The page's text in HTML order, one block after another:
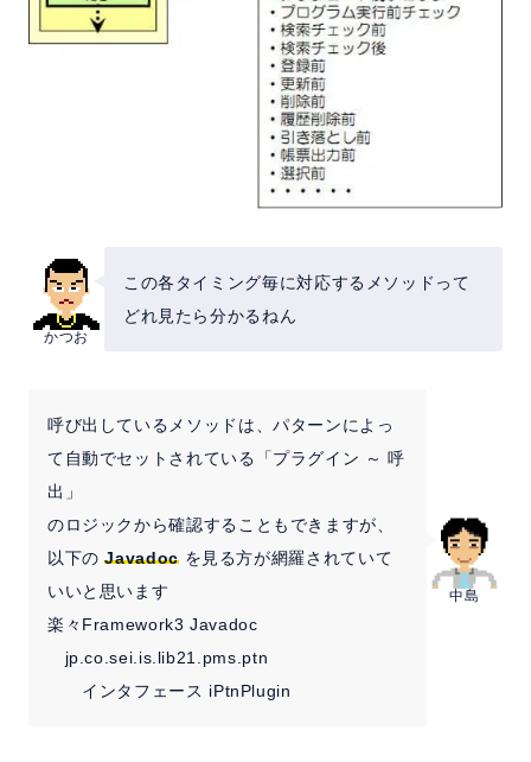
かつお
この各タイミング毎に対応するメソッドって
どれ見たら分かるねん
中島
呼び出しているメソッドは、パターンによっ
て自動でセットされている「プラグイン ～ 呼
出」
のロジックから確認することもできますが、
以下のJavadocを見る方が網羅されていて
いいと思います
楽々Framework3 Javadoc
jp.co.sei.is.lib21.pms.ptn
インタフェース iPtnPlugin